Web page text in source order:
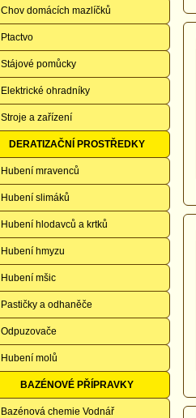
Chov domácích mazlíčků
Ptactvo
Stájové pomůcky
Elektrické ohradníky
Stroje a zařízení
DERATIZAČNÍ PROSTŘEDKY
Hubení mravenců
Hubení slimáků
Hubení hlodavců a krtků
Hubení hmyzu
Hubení mšic
Pastičky a odhaněče
Odpuzovače
Hubení molů
BAZÉNOVÉ PŘÍPRAVKY
Bazénová chemie Vodnář